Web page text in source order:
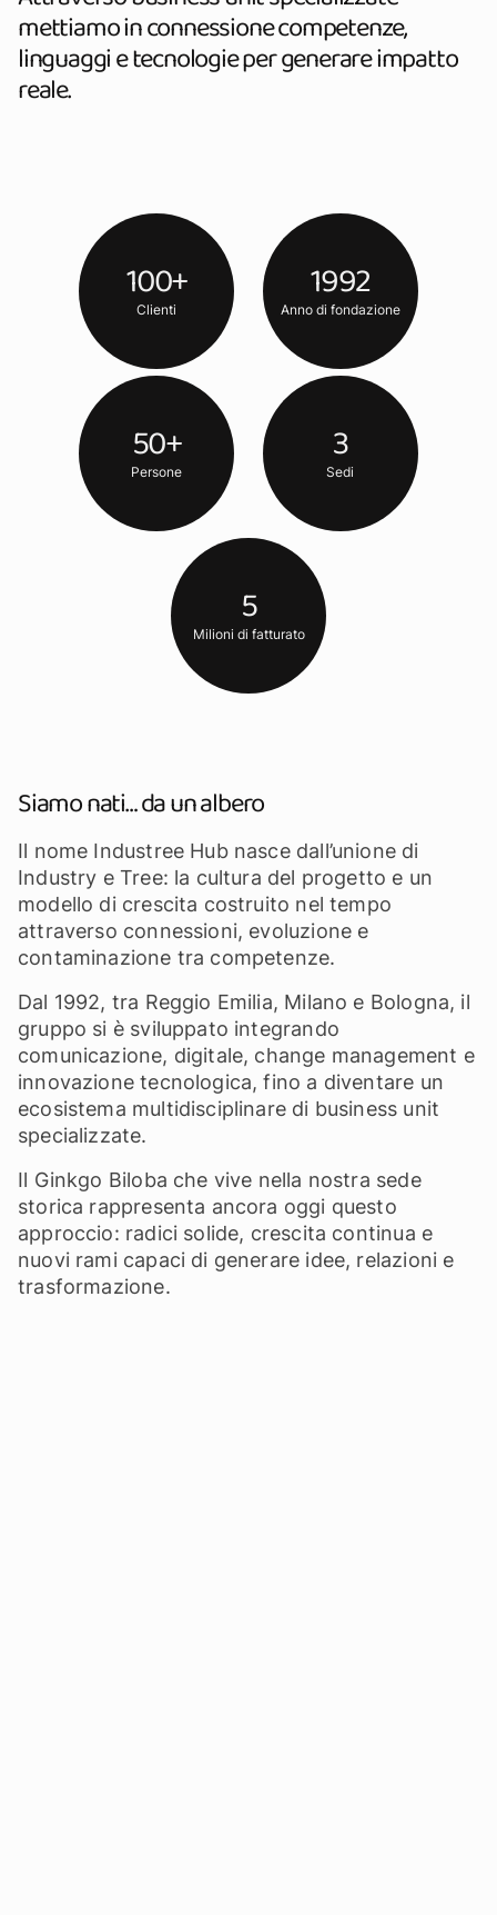
mettiamo in connessione competenze,
linguaggi e tecnologie per generare impatto
reale.
100+
Clienti
1992
Anno di fondazione
50+
Persone
3
Sedi
5
Milioni di fatturato
Siamo nati… da un albero
Il nome Industree Hub nasce dall’unione di
Industry e Tree: la cultura del progetto e un
modello di crescita costruito nel tempo
attraverso connessioni, evoluzione e
contaminazione tra competenze.
Dal 1992, tra Reggio Emilia, Milano e Bologna, il
gruppo si è sviluppato integrando
comunicazione, digitale, change management e
innovazione tecnologica, fino a diventare un
ecosistema multidisciplinare di business unit
specializzate.
Il Ginkgo Biloba che vive nella nostra sede
storica rappresenta ancora oggi questo
approccio: radici solide, crescita continua e
nuovi rami capaci di generare idee, relazioni e
trasformazione.